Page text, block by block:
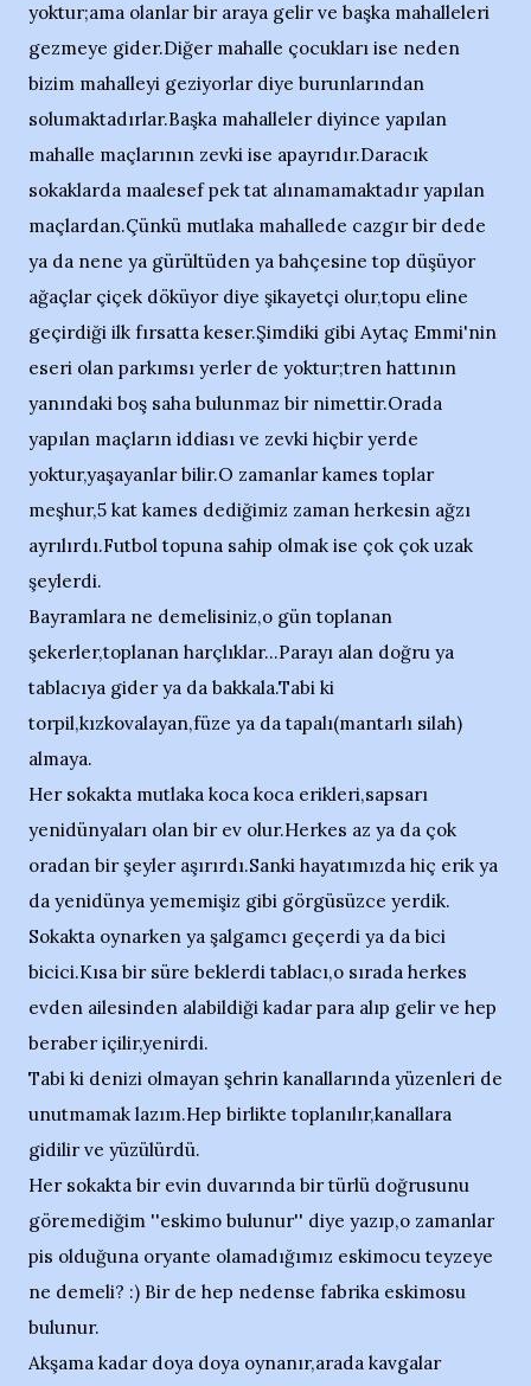
yoktur;ama olanlar bir araya gelir ve başka mahalleleri
gezmeye gider.Diğer mahalle çocukları ise neden
bizim mahalleyi geziyorlar diye burunlarından
solumaktadırlar.Başka mahalleler diyince yapılan
mahalle maçlarının zevki ise apayrıdır.Daracık
sokaklarda maalesef pek tat alınamamaktadır yapılan
maçlardan.Çünkü mutlaka mahallede cazgır bir dede
ya da nene ya gürültüden ya bahçesine top düşüyor
ağaçlar çiçek döküyor diye şikayetçi olur,topu eline
geçirdiği ilk fırsatta keser.Şimdiki gibi Aytaç Emmi'nin
eseri olan parkımsı yerler de yoktur;tren hattının
yanındaki boş saha bulunmaz bir nimettir.Orada
yapılan maçların iddiası ve zevki hiçbir yerde
yoktur,yaşayanlar bilir.O zamanlar kames toplar
meşhur,5 kat kames dediğimiz zaman herkesin ağzı
ayrılırdı.Futbol topuna sahip olmak ise çok çok uzak
şeylerdi.
Bayramlara ne demelisiniz,o gün toplanan
şekerler,toplanan harçlıklar...Parayı alan doğru ya
tablacıya gider ya da bakkala.Tabi ki
torpil,kızkovalayan,füze ya da tapalı(mantarlı silah)
almaya.
Her sokakta mutlaka koca koca erikleri,sapsarı
yenidünyaları olan bir ev olur.Herkes az ya da çok
oradan bir şeyler aşırırdı.Sanki hayatımızda hiç erik ya
da yenidünya yememişiz gibi görgüsüzce yerdik.
Sokakta oynarken ya şalgamcı geçerdi ya da bici
bicici.Kısa bir süre beklerdi tablacı,o sırada herkes
evden ailesinden alabildiği kadar para alıp gelir ve hep
beraber içilir,yenirdi.
Tabi ki denizi olmayan şehrin kanallarında yüzenleri de
unutmamak lazım.Hep birlikte toplanılır,kanallara
gidilir ve yüzülürdü.
Her sokakta bir evin duvarında bir türlü doğrusunu
göremediğim ''eskimo bulunur'' diye yazıp,o zamanlar
pis olduğuna oryante olamadığımız eskimocu teyzeye
ne demeli? :) Bir de hep nedense fabrika eskimosu
bulunur.
Akşama kadar doya doya oynanır,arada kavgalar